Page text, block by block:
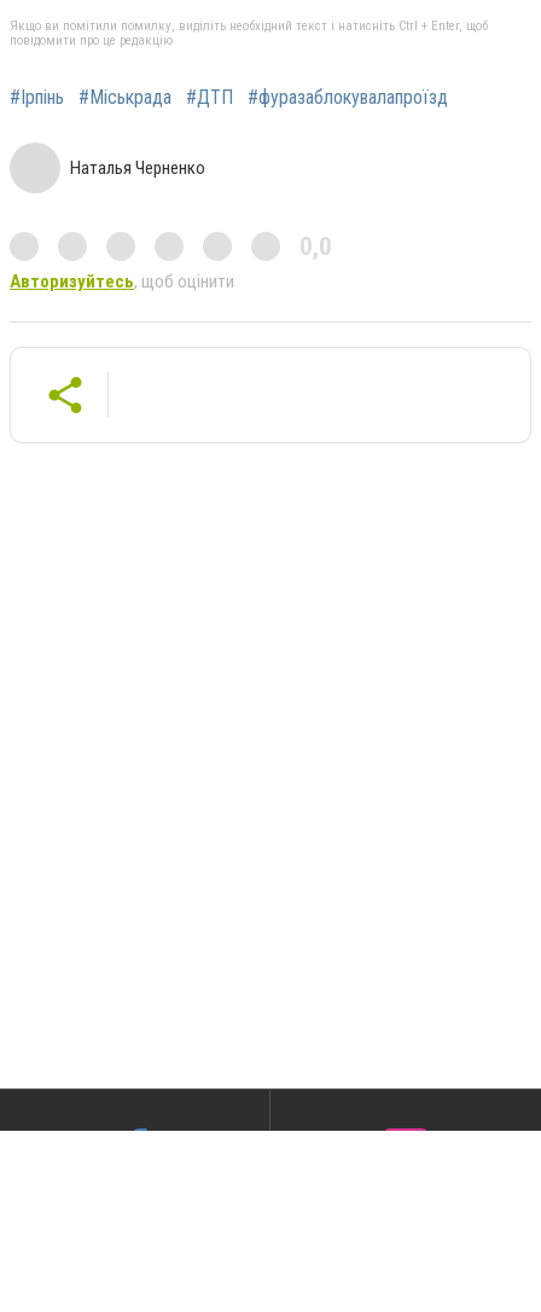
Якщо ви помітили помилку, виділіть необхідний текст і натисніть Ctrl + Enter, щоб
повідомити про це редакцію
#Ірпінь #Міськрада #ДТП #фуразаблокувалапроїзд
Наталья Черненко
0,0
Авторизуйтесь, щоб оцінити